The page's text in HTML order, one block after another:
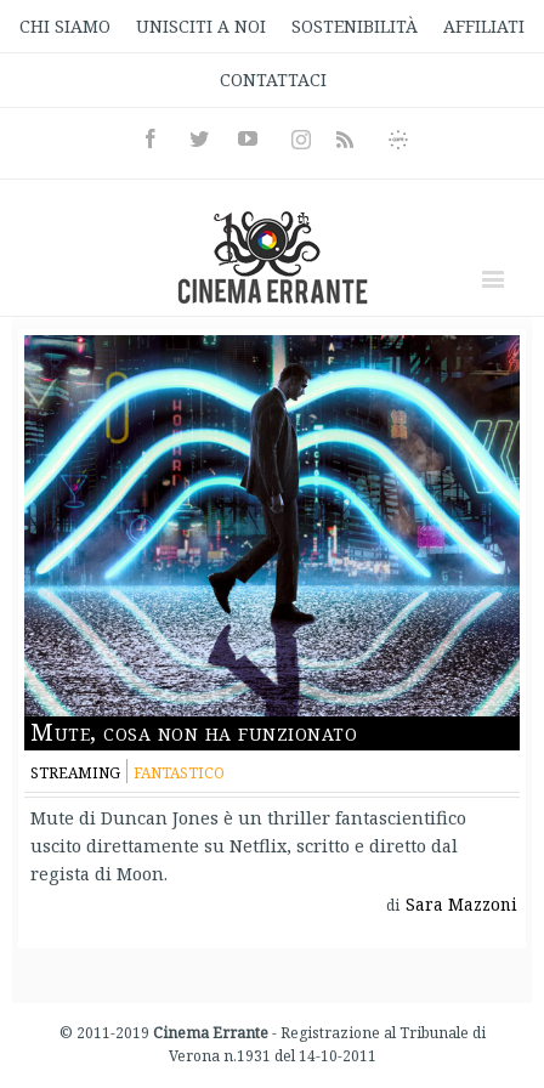
CHI SIAMO UNISCITI A NOI SOSTENIBILITÀ AFFILIATI
CONTATTACI
FacebookTwitterYoutubeInstagramRss
Informativa
Mute, cosa non ha funzionato
STREAMING FANTASTICO
Mute di Duncan Jones è un thriller fantascientifico
uscito direttamente su Netflix, scritto e diretto dal
regista di Moon.
di Sara Mazzoni
© 2011-2019 Cinema Errante- Registrazione al Tribunale di
Verona n.1931 del 14-10-2011